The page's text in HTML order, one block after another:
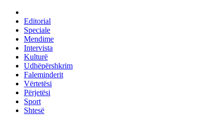
Editorial
Speciale
Mendime
Intervista
Kulturë
Udhëpërshkrim
Faleminderit
Vërtetësi
Përjetësi
Sport
Shtesë